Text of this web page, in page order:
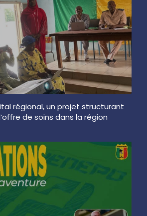
régional, un projet structurant
de soins dans la région